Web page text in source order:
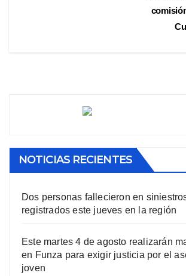
NOTICIAS RECIENTES
Dos personas fallecieron en
registrados este jueves en la región
Este martes 4 de agosto realizarán
en Funza para exigir justicia por el
joven